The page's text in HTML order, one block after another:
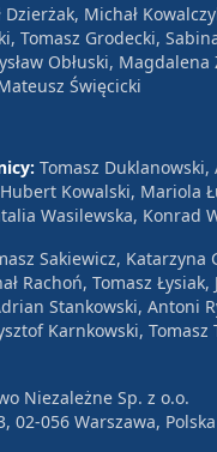
Dzierżak, Michał
Tomasz Grodecki,
Obłuski, Magdalena
Święcicki
Tomasz Duklanowski,
Kowalski, Mariola
Wasilewska, Konrad
Sakiewicz, Katarzyna
Rachoń, Tomasz Łysiak,
Stankowski, Antoni
Karnkowski,
Niezależne Sp. z o.o.
02-056 Warszawa, Polska